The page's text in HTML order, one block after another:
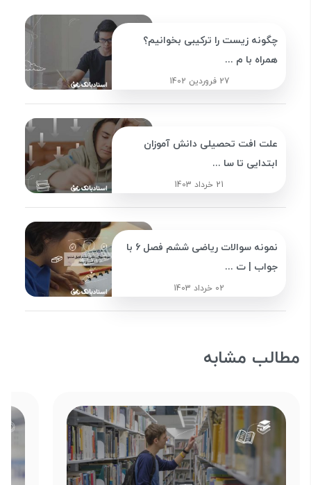
چگونه زیست را ترکیبی بخوانیم؟
همراه با م ...
27 فروردین 1402
علت افت تحصیلی دانش آموزان
ابتدایی تا سا ...
21 خرداد 1403
نمونه سوالات ریاضی ششم فصل 6 با
جواب | ت ...
02 خرداد 1403
مطالب مشابه